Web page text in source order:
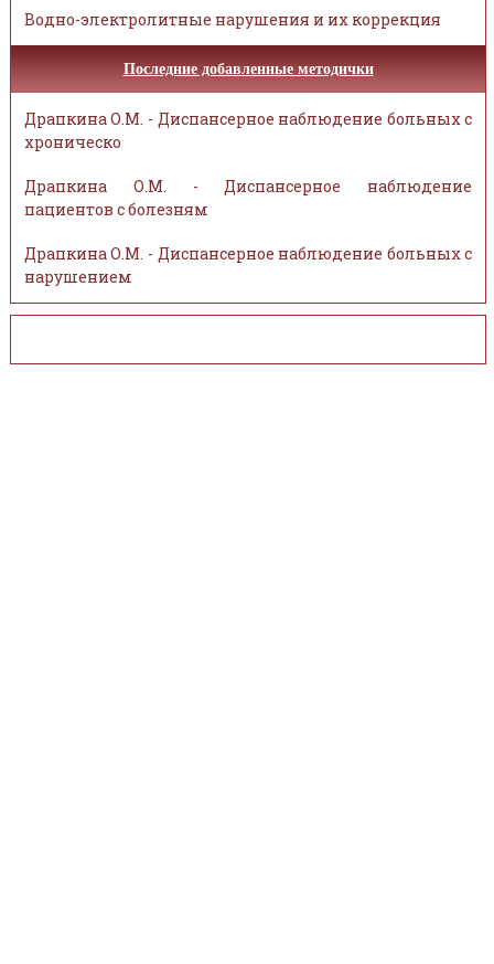
Водно-электролитные нарушения и их коррекция
Последние добавленные методички
Драпкина О.М. - Диспансерное наблюдение больных с
хроническо
Драпкина О.М. - Диспансерное наблюдение
пациентов с болезням
Драпкина О.М. - Диспансерное наблюдение больных с
нарушением